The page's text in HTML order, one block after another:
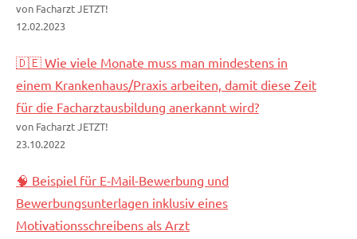
von Facharzt JETZT!
12.02.2023
🇩🇪 Wie viele Monate muss man mindestens in
einem Krankenhaus/Praxis arbeiten, damit diese Zeit
für die Facharztausbildung anerkannt wird?
von Facharzt JETZT!
23.10.2022
🧠 Beispiel für E-Mail-Bewerbung und
Bewerbungsunterlagen inklusiv eines
Motivationsschreibens als Arzt